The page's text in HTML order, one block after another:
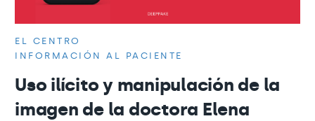
EL CENTRO
INFORMACIÓN AL PACIENTE
Uso ilícito y manipulación de la
imagen de la doctora Elena